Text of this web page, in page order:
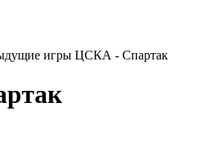
игры ЦСКА - Спартак